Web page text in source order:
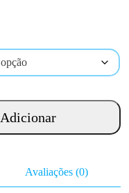
Adicionar
Avaliações (0)